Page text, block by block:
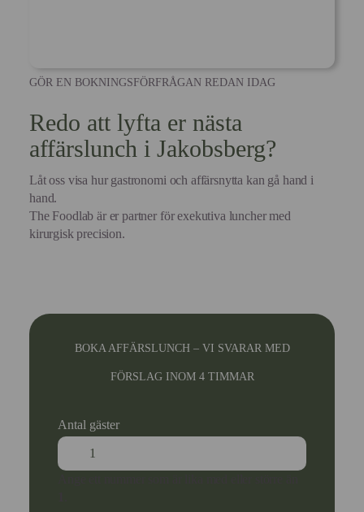
GÖR EN BOKNINGSFÖRFRÅGAN REDAN IDAG
Redo att lyfta er nästa
affärslunch i Jakobsberg?
Låt oss visa hur gastronomi och affärsnytta kan gå hand i
hand.
The Foodlab är er partner för exekutiva luncher med
kirurgisk precision.
BOKA AFFÄRSLUNCH – VI SVARAR MED
FÖRSLAG INOM 4 TIMMAR
Antal gäster